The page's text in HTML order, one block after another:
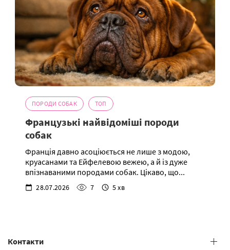
ПОРОДИ СОБАК ТОП
Французькі найвідоміші породи
собак
Франція давно асоціюється не лише з модою,
круасанами та Ейфелевою вежею, а й із дуже
впізнаваними породами собак. Цікаво, що...
28.07.2026 7 5 хв
Контакти